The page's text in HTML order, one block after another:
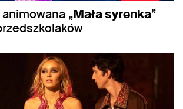
animowana „Mała syrenka”